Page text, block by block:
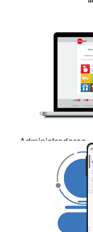
Administradores
Podrás
solicitudes de
reportes con
negocio.Con el
valida facturas
SAT,